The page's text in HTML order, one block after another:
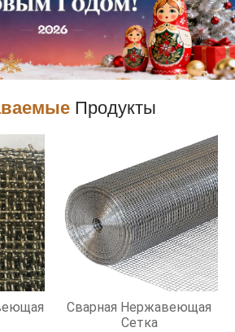
Продукты
Сварная Нержавеющая
Сетка